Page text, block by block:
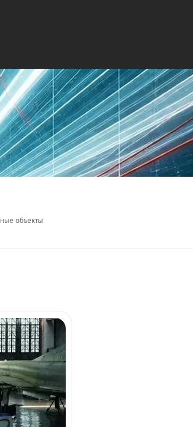
объекты